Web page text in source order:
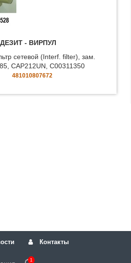
- BИРПУЛ
сетевой (Interf. filter), зам.
CAP212UN, C00311350
481010807672
Контакты
1